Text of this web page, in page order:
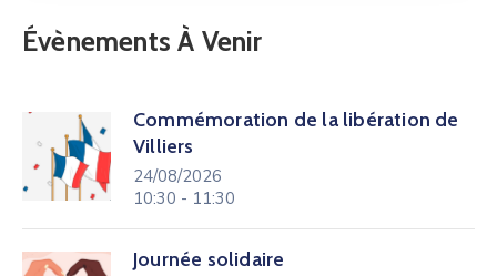
Évènements À Venir
Commémoration de la libération de
Villiers
24/08/2026
10:30 - 11:30
Journée solidaire